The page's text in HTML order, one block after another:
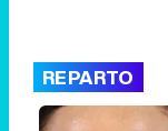
REPARTO